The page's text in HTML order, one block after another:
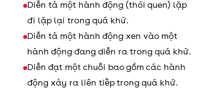
Câu nghi
vấn
(WH-
question)
When/Where/Why/What/How
+ did + S + (not) + V-inf + (O)?
Diễn tả một hành động (thói quen) lặp
đi lặp lại trong quá khứ.
Diễn tả một hành động xen vào một
hành động đang diễn ra trong quá khứ.
Diễn đạt một chuỗi bao gồm các hành
động xảy ra liên tiếp trong quá khứ.